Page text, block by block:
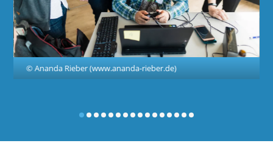
© Ananda Rieber (www.ananda-rieber.de)